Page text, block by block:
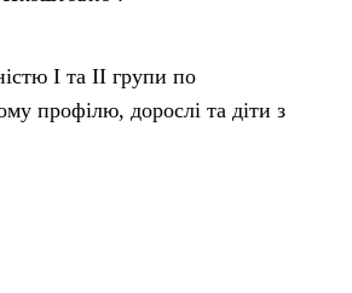
І та ІІ групи по
профілю, дорослі та діти з